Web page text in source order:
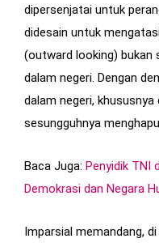
dipersenjatai untuk
didesain untuk
(outward looking) bukan
dalam negeri. Dengan
dalam negeri,
sesungguhnya
Baca Juga: Penyidik TNI
Demokrasi dan Negara
Imparsial memandang,